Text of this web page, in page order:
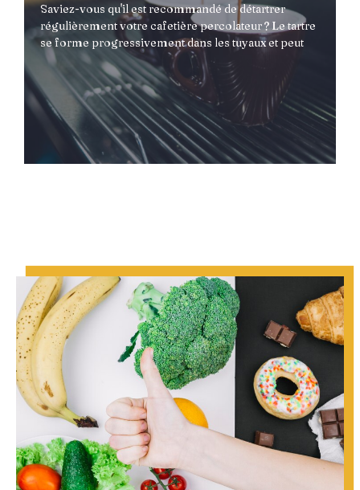
? Le tartre
et peut
? Le tartre
et peut
Saviez-vous qu'il est recommandé de détartrer
régulièrement votre cafetière percolateur ? Le tartre
se forme progressivement dans les tuyaux et peut